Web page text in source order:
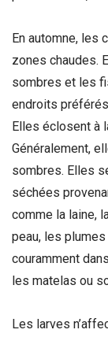
En automne,
zones chaudes.
sombres et les
endroits
Elles éclosent à
Généralement,
sombres. Elles
séchées
comme la laine,
peau, les
couramment
les matelas ou
Les larves